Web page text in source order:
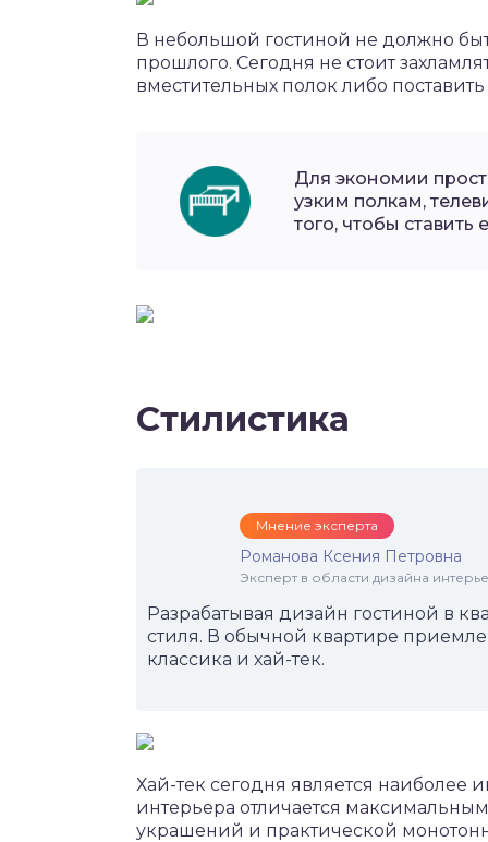
В небольшой гостиной не должно
прошлого. Сегодня не стоит
вместительных полок либо
Для экономии
узким полкам,
того, чтобы
Стилистика
Мнение эксперта
Романова Ксения Петровна
Эксперт в области дизайна
Разрабатывая дизайн гостиной в
стиля. В обычной квартире
классика и хай-тек.
Хай-тек сегодня является
интерьера отличается
украшений и практической